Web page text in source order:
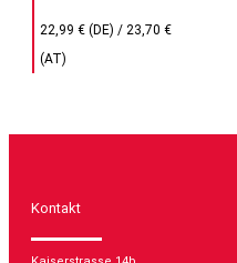
22,99 € (DE) / 23,70 €
(AT)
Kontakt